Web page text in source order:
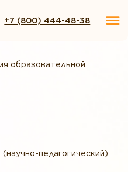
+7 (800) 444-48-38
образовательной
педагогический)